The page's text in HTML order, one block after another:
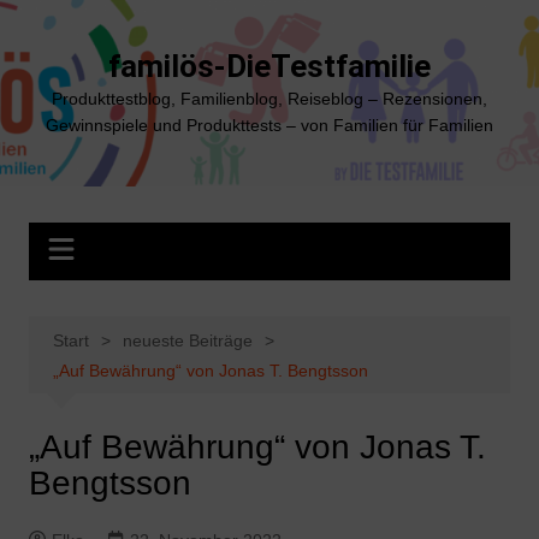
Zum
springen
familös-DieTestfamilie
Produkttestblog, Familienblog, Reiseblog – Rezensionen,
Gewinnspiele und Produkttests – von Familien für Familien
Start
neueste Beiträge
​„Auf Bewährung“ von Jonas T. Bengtsson
​„Auf Bewährung“ von Jonas T.
Bengtsson